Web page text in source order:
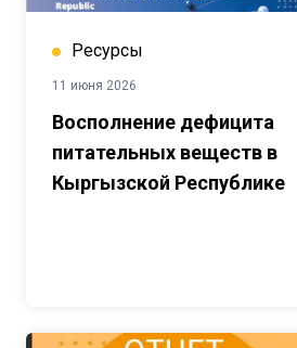
Ресурсы
11 июня 2026
Восполнение дефицита
питательных веществ в
Кыргызской Республике